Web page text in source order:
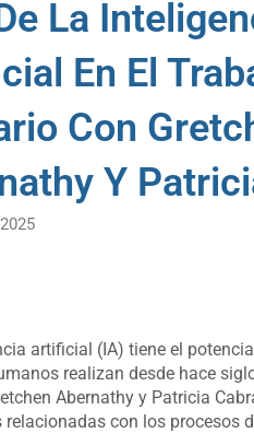
La
En El
Con
Y
artificial (IA) tiene el
realizan desde hace
Abernathy y Patricia
relacionadas con los procesos